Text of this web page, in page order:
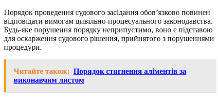
Порядок проведення судового засідання обов’язково повинен
відповідати вимогам цивільно-процесуального законодавства.
Будь-яке порушення порядку неприпустимо, воно є підставою
для оскарження судового рішення, прийнятого з порушеннями
процедури.
Читайте також: Порядок стягнення аліментів за
виконавчим листом